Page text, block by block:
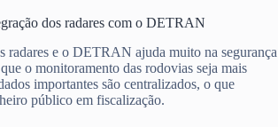
dos radares com o DETRAN
radares e o DETRAN ajuda muito na segurança
o monitoramento das rodovias seja mais
importantes são centralizados, o que
público em fiscalização.